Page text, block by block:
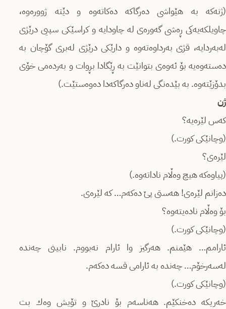
(ژنەکە بە هێواشی دەرگاکە دەکاتەوە و دێتە ژوورەوە،
چاویلکەیەکی ڕەشی گەورەی لە چاودایە و کراسێکی سپیی درێژی
لەبەردایە، قژی بەرداوەتەوە و دارێکی درێژی لەبری گۆچان بە
دەستەوەیە بۆ ئەوەی بتوانێت بە ڕێگادا بڕوات و بەردەمی خۆی
بدۆزێتەوە. بە بێدەنگی لەناو دەرگاکەدا دەوەستێت.)
ژن
کەس لێرەیە؟
(وچانێکی کورت.)
لێرەی؟
(پیاوەکە هیچ وەڵام ناداتەوە.)
دەزانم لێرەی! هەستی پێ دەکەم… کە لێرەی.
بۆ وەڵام نادەیتەوە؟
(وچانێکی کورت.)
ئارامم… هێمنم. هەرگیز وا ئارام نەبووم. نابینی چەندە
لەسەرخۆم… چەندە بە ئارامی قسە دەکەم.
(وچانێکی کورت.)
خەریکە دەخنکێم. هەناسەم بۆ نادرێ و تۆیش وەك بت